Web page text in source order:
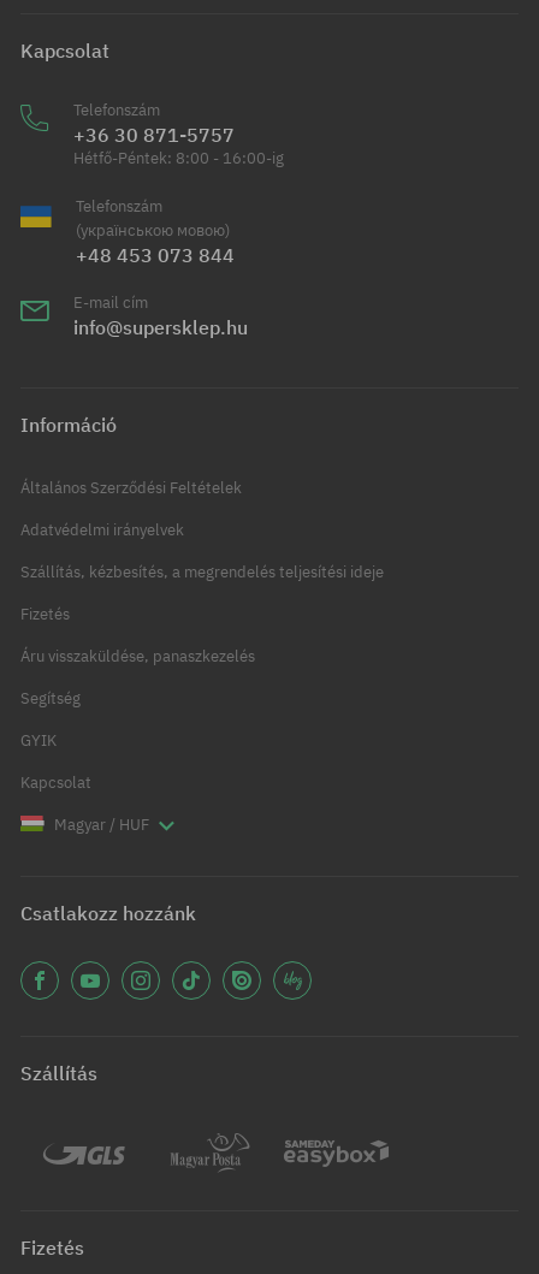
Kapcsolat
Telefonszám
+36 30 871-5757
Hétfő-Péntek: 8:00 - 16:00-ig
Telefonszám
(українською мовою)
+48 453 073 844
E-mail cím
info@supersklep.hu
Információ
Általános Szerződési Feltételek
Adatvédelmi irányelvek
Szállítás, kézbesítés, a megrendelés teljesítési ideje
Fizetés
Áru visszaküldése, panaszkezelés
Segítség
GYIK
Kapcsolat
Magyar / HUF
Csatlakozz hozzánk
Szállítás
Fizetés